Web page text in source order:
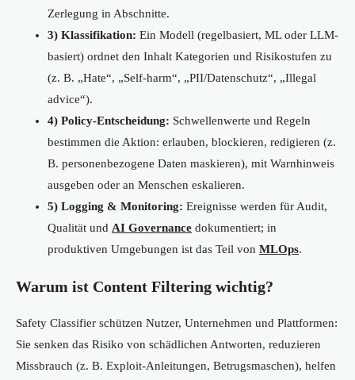
Zerlegung in Abschnitte.
3) Klassifikation: Ein Modell (regelbasiert, ML oder LLM-
basiert) ordnet den Inhalt Kategorien und Risikostufen zu
(z. B. „Hate“, „Self-harm“, „PII/Datenschutz“, „Illegal
advice“).
4) Policy-Entscheidung: Schwellenwerte und Regeln
bestimmen die Aktion: erlauben, blockieren, redigieren (z.
B. personenbezogene Daten maskieren), mit Warnhinweis
ausgeben oder an Menschen eskalieren.
5) Logging & Monitoring: Ereignisse werden für Audit,
Qualität und AI Governance dokumentiert; in
produktiven Umgebungen ist das Teil von MLOps.
Warum ist Content Filtering wichtig?
Safety Classifier schützen Nutzer, Unternehmen und Plattformen:
Sie senken das Risiko von schädlichen Antworten, reduzieren
Missbrauch (z. B. Exploit-Anleitungen, Betrugsmaschen), helfen